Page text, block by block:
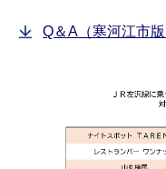
Q＆A（寒河江市